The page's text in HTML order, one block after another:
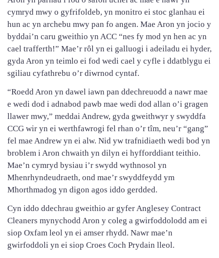
cymryd mwy o gyfrifoldeb, yn monitro ei stoc glanhau ei
hun ac yn archebu mwy pan fo angen. Mae Aron yn jocio y
byddai’n caru gweithio yn ACC “nes fy mod yn hen ac yn
cael trafferth!” Mae’r rôl yn ei galluogi i adeiladu ei hyder,
gyda Aron yn teimlo ei fod wedi cael y cyfle i ddatblygu ei
sgiliau cyfathrebu o’r diwrnod cyntaf.
“Roedd Aron yn dawel iawn pan ddechreuodd a nawr mae
e wedi dod i adnabod pawb mae wedi dod allan o’i gragen
llawer mwy,” meddai Andrew, gyda gweithwyr y swyddfa
CCG wir yn ei werthfawrogi fel rhan o’r tîm, neu’r “gang”
fel mae Andrew yn ei alw. Nid yw trafnidiaeth wedi bod yn
broblem i Aron chwaith yn dilyn ei hyfforddiant teithio.
Mae’n cymryd bysiau i’r swydd wythnosol yn
Mhenrhyndeudraeth, ond mae’r swyddfeydd ym
Mhorthmadog yn digon agos iddo gerdded.
Cyn iddo ddechrau gweithio ar gyfer Anglesey Contract
Cleaners mynychodd Aron y coleg a gwirfoddolodd am ei
siop Oxfam leol yn ei amser rhydd. Nawr mae’n
gwirfoddoli yn ei siop Croes Coch Prydain lleol.